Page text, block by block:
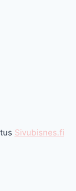
Sivubisnes.fi